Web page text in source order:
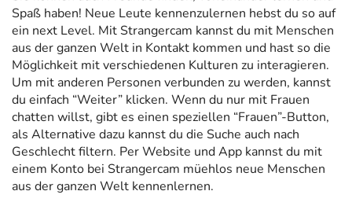
Spaß haben! Neue Leute kennenzulernen hebst du so auf
ein next Level. Mit Strangercam kannst du mit Menschen
aus der ganzen Welt in Kontakt kommen und hast so die
Möglichkeit mit verschiedenen Kulturen zu interagieren.
Um mit anderen Personen verbunden zu werden, kannst
du einfach “Weiter” klicken. Wenn du nur mit Frauen
chatten willst, gibt es einen speziellen “Frauen”-Button,
als Alternative dazu kannst du die Suche auch nach
Geschlecht filtern. Per Website und App kannst du mit
einem Konto bei Strangercam müehlos neue Menschen
aus der ganzen Welt kennenlernen.